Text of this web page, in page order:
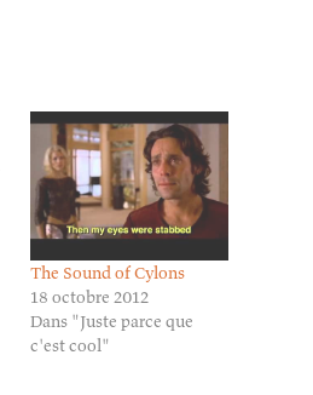
The Sound of Cylons
18 octobre 2012
Dans "Juste parce que
c'est cool"